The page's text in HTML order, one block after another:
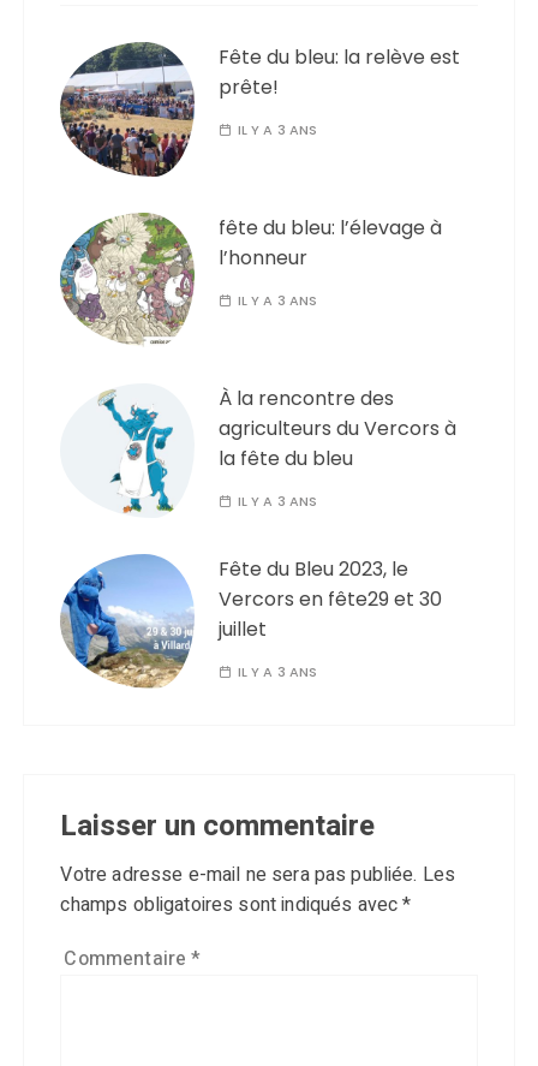
Fête du bleu: la relève est
prête!
IL Y A 3 ANS
fête du bleu: l’élevage à
l’honneur
IL Y A 3 ANS
À la rencontre des
agriculteurs du Vercors à
la fête du bleu
IL Y A 3 ANS
Fête du Bleu 2023, le
Vercors en fête29 et 30
juillet
IL Y A 3 ANS
Laisser un commentaire
Votre adresse e-mail ne sera pas publiée. Les
champs obligatoires sont indiqués avec*
Commentaire*